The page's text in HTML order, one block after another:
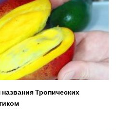
Тропических